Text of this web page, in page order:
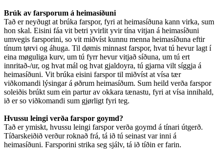
Brúk av farsporum á heimasíðuni
Tað er neyðugt at brúka farspor, fyri at heimasíðuna kann virka, sum
hon skal. Eisini fáa vit betri yvirlit yvir tína vitjan á heimasíðuni
umvegis farsporini, so vit miðvíst kunnu menna heimasíðuna eftir
tínum tørvi og áhuga. Til dømis minnast farspor, hvat tú hevur lagt í
eina møguliga kurv, um tú fyrr hevur vitjað síðuna, um tú ert
innritað-/ur, og hvat mál og hvat gjaldoyra, tú gjarna vilt síggja á
heimasíðuni. Vit brúka eisini farspor til miðvíst at vísa tær
viðkomandi lýsingar á øðrum heimasíðum. Sum heild verða farspor
soleiðis brúkt sum ein partur av okkara tænastu, fyri at vísa innihald,
ið er so viðkomandi sum gjørligt fyri teg.
Hvussu leingi verða farspor goymd?
Tað er ymiskt, hvussu leingi farspor verða goymd á tínari útgerð.
Tíðarskeiðið verður roknað frá, tá ið tú seinast var inni á
heimasíðuni. Farsporini strika seg sjálv, tá ið tíðin er farin.